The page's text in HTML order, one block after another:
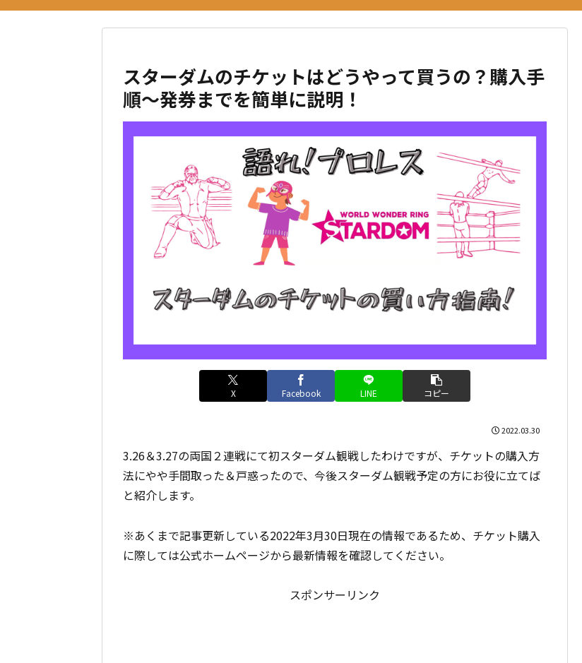
スターダムのチケットはどうやって買うの？購入手
順～発券までを簡単に説明！
X Facebook LINE コピー
2022.03.30
3.26＆3.27の両国２連戦にて初スターダム観戦したわけですが、チケットの購入方
法にやや手間取った＆戸惑ったので、今後スターダム観戦予定の方にお役に立てば
と紹介します。
※あくまで記事更新している2022年3月30日現在の情報であるため、チケット購入
に際しては公式ホームページから最新情報を確認してください。
スポンサーリンク